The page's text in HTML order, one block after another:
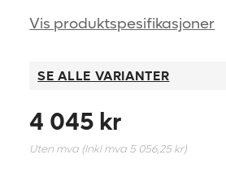
Vis produktspesifikasjoner
SE ALLE VARIANTER
4 045 kr
Uten mva (Inkl mva 5 056,25 kr)